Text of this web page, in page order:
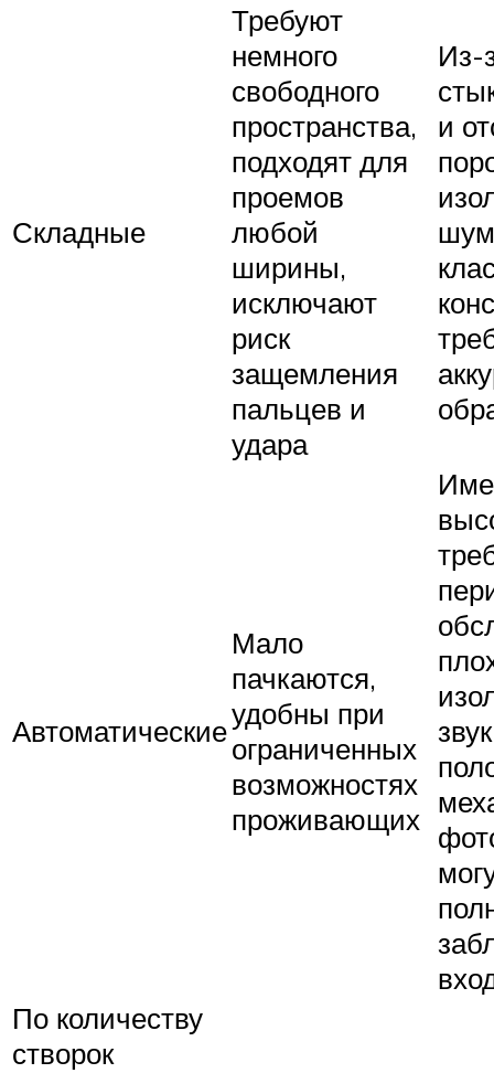
Складные
Требуют
немного
свободного
пространства,
подходят для
проемов
любой
ширины,
исключают
риск
защемления
пальцев и
удара
Из-
и
Автоматические
Мало
пачкаются,
удобны при
ограниченных
возможностях
проживающих
По количеству
створок